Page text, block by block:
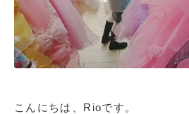
こんにちは、Rioです。